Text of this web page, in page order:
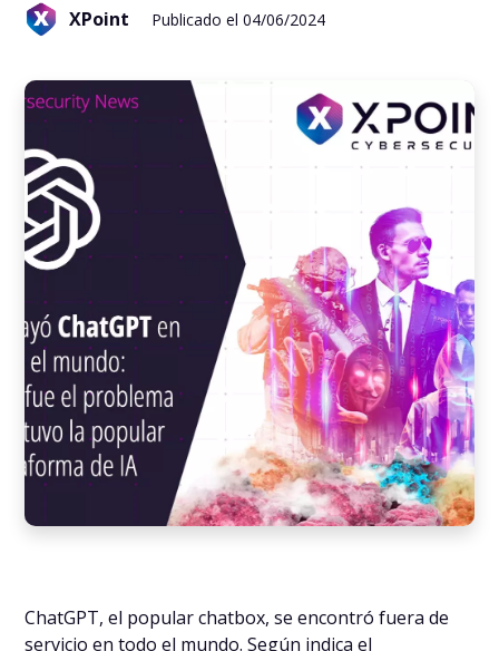
XPoint Publicado el 04/06/2024
ChatGPT, el popular chatbox, se encontró fuera de
servicio en todo el mundo. Según indica el